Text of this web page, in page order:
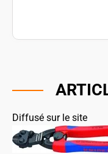
Diffusé sur le site